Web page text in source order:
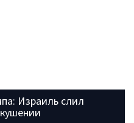
Израиль слил